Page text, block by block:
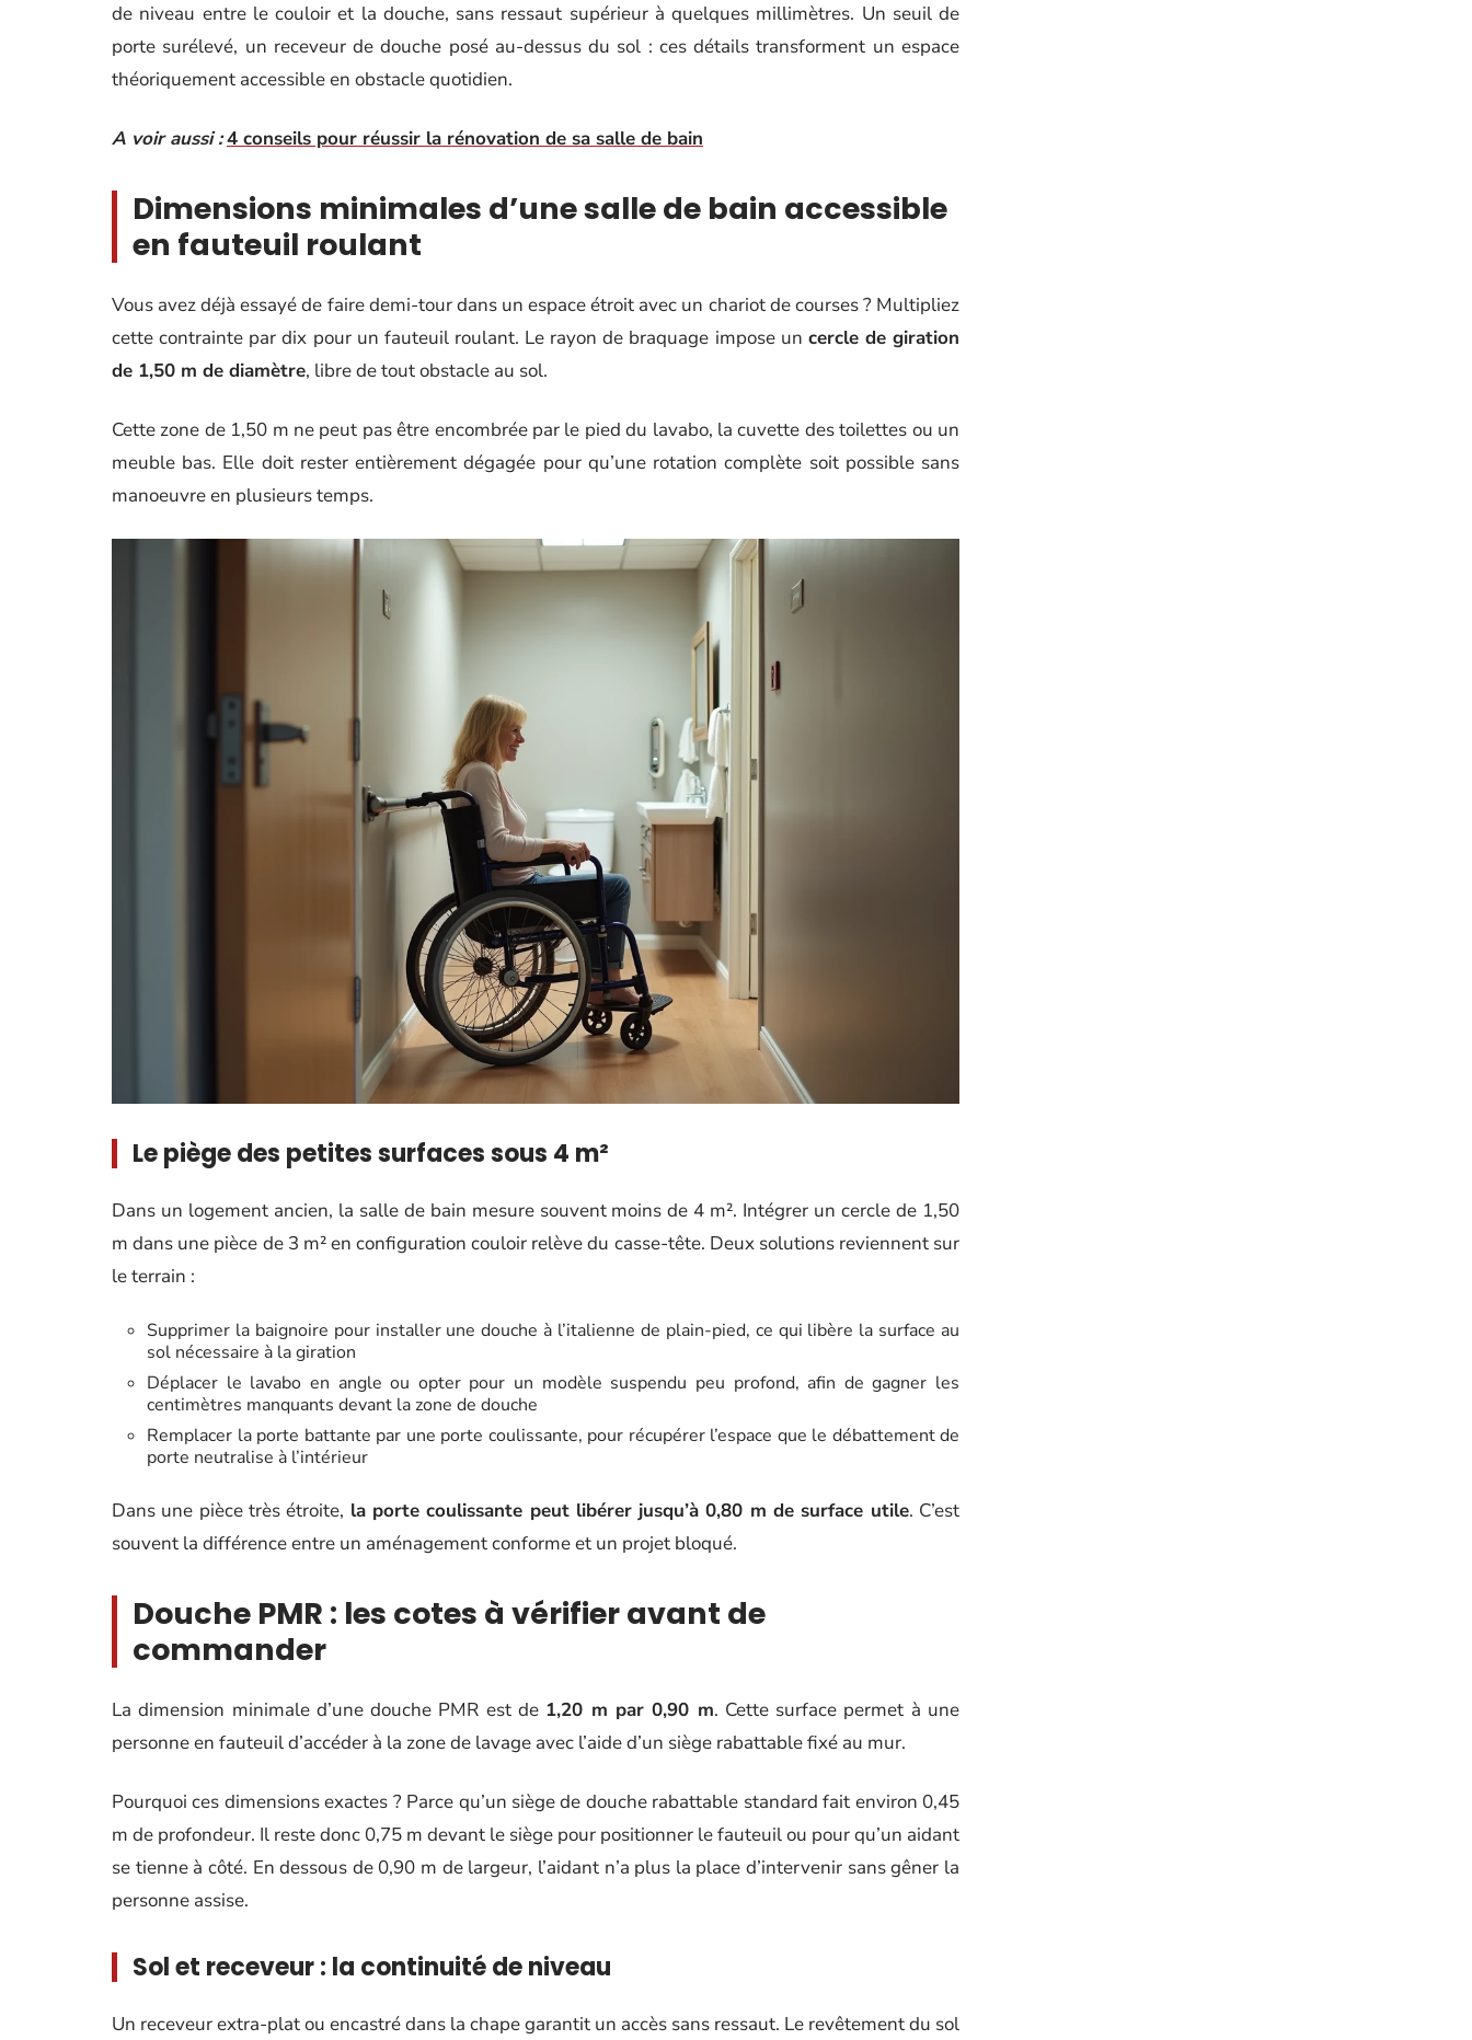
de niveau entre le couloir et la douche, sans ressaut supérieur à quelques millimètres. Un seuil de
porte surélevé, un receveur de douche posé au-dessus du sol : ces détails transforment un espace
théoriquement accessible en obstacle quotidien.
A voir aussi :4 conseils pour réussir la rénovation de sa salle de bain
Dimensions minimales d’une salle de bain accessible
en fauteuil roulant
Vous avez déjà essayé de faire demi-tour dans un espace étroit avec un chariot de courses ? Multipliez
cette contrainte par dix pour un fauteuil roulant. Le rayon de braquage impose un cercle de giration
de 1,50 m de diamètre, libre de tout obstacle au sol.
Cette zone de 1,50 m ne peut pas être encombrée par le pied du lavabo, la cuvette des toilettes ou un
meuble bas. Elle doit rester entièrement dégagée pour qu’une rotation complète soit possible sans
manoeuvre en plusieurs temps.
Le piège des petites surfaces sous 4 m²
Dans un logement ancien, la salle de bain mesure souvent moins de 4 m². Intégrer un cercle de 1,50
m dans une pièce de 3 m² en configuration couloir relève du casse-tête. Deux solutions reviennent sur
le terrain :
Supprimer la baignoire pour installer une douche à l’italienne de plain-pied, ce qui libère la surface au
sol nécessaire à la giration
Déplacer le lavabo en angle ou opter pour un modèle suspendu peu profond, afin de gagner les
centimètres manquants devant la zone de douche
Remplacer la porte battante par une porte coulissante, pour récupérer l’espace que le débattement de
porte neutralise à l’intérieur
Dans une pièce très étroite, la porte coulissante peut libérer jusqu’à 0,80 m de surface utile. C’est
souvent la différence entre un aménagement conforme et un projet bloqué.
Douche PMR : les cotes à vérifier avant de
commander
La dimension minimale d’une douche PMR est de 1,20 m par 0,90 m. Cette surface permet à une
personne en fauteuil d’accéder à la zone de lavage avec l’aide d’un siège rabattable fixé au mur.
Pourquoi ces dimensions exactes ? Parce qu’un siège de douche rabattable standard fait environ 0,45
m de profondeur. Il reste donc 0,75 m devant le siège pour positionner le fauteuil ou pour qu’un aidant
se tienne à côté. En dessous de 0,90 m de largeur, l’aidant n’a plus la place d’intervenir sans gêner la
personne assise.
Sol et receveur : la continuité de niveau
Un receveur extra-plat ou encastré dans la chape garantit un accès sans ressaut. Le revêtement du sol